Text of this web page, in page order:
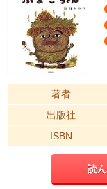
著者
出版社
ISBN
読